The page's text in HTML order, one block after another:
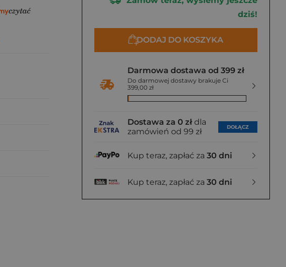
dziś!
DODAJ DO KOSZYKA
Darmowa dostawa od 399 zł
Do darmowej dostawy brakuje Ci
399,00 zł
Dostawa za 0 zł dla
zamówień od 99 zł
DOŁĄCZ
Kup teraz, zapłać za 30 dni
Kup teraz, zapłać za 30 dni